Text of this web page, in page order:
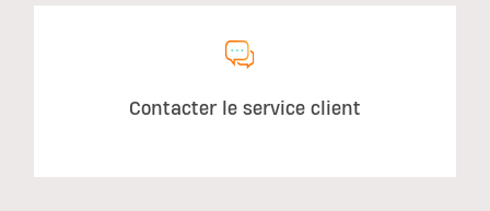
Contacter le service client